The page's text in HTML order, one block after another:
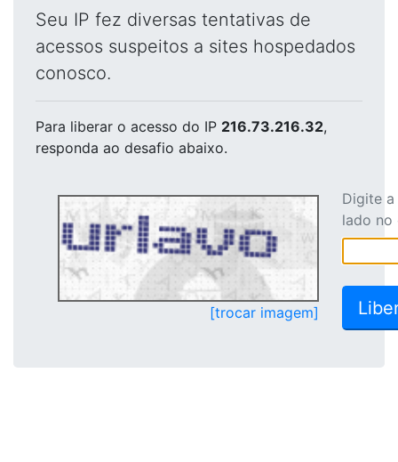
Seu IP fez diversas tentativas de
acessos suspeitos a sites hospedados
conosco.
Para liberar o acesso do IP 216.73.216.32,
responda ao desafio abaixo.
[trocar imagem]
Digite
lado no